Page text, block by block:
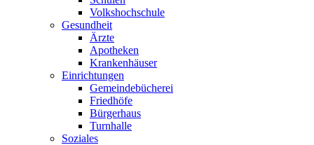
Volkshochschule
Gesundheit
Ärzte
Apotheken
Krankenhäuser
Einrichtungen
Gemeindebücherei
Friedhöfe
Bürgerhaus
Turnhalle
Soziales